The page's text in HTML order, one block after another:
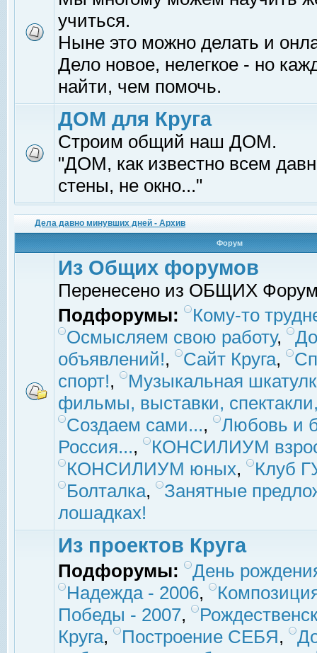
учиться.
Ныне это можно делать и
Дело новое, нелегкое - но
найти, чем помочь.
ДОМ для Круга
Строим общий наш ДОМ.
"ДОМ, как известно всем
стены, не окно..."
Дела давно минувших дней - Архив
Форум
Из Общих форумов
Перенесено из ОБЩИХ
Подфорумы:
Кому-то
Осмысляем свою работу,
объявлений!, Сайт Круга,
спорт!,
Музыкальная
фильмы, выставки,
Создаем сами...,
Любовь и
Россия...,
КОНСИЛИУМ
КОНСИЛИУМ юных,
Клуб
Болталка,
Занятные
лошадках!
Из проектов Круга
Подфорумы:
День
Надежда - 2006,
Победы - 2007,
Круга, Построение СЕБЯ,